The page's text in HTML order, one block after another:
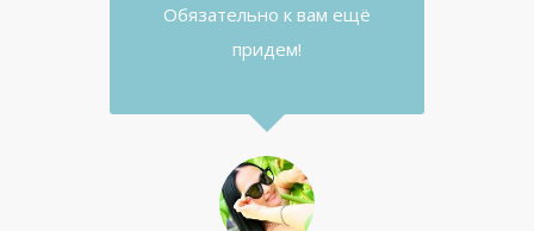
Обязательно к вам ещё
придем!